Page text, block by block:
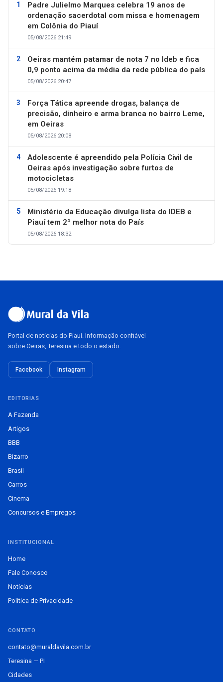
Padre Julielmo Marques celebra 19 anos de
ordenação sacerdotal com missa e homenagem
em Colônia do Piauí
05/08/2026 21:49
Oeiras mantém patamar de nota 7 no Ideb e fica
0,9 ponto acima da média da rede pública do país
05/08/2026 20:47
Força Tática apreende drogas, balança de
precisão, dinheiro e arma branca no bairro Leme,
em Oeiras
05/08/2026 20:08
Adolescente é apreendido pela Polícia Civil de
Oeiras após investigação sobre furtos de
motocicletas
05/08/2026 19:18
Ministério da Educação divulga lista do IDEB e
Piauí tem 2ª melhor nota do País
05/08/2026 18:32
Portal de notícias do Piauí. Informação confiável
sobre Oeiras, Teresina e todo o estado.
Facebook Instagram
EDITORIAS
A Fazenda
Artigos
BBB
Bizarro
Brasil
Carros
Cinema
Concursos e Empregos
INSTITUCIONAL
Home
Fale Conosco
Notícias
Política de Privacidade
CONTATO
contato@muraldavila.com.br
Teresina — PI
Cidades